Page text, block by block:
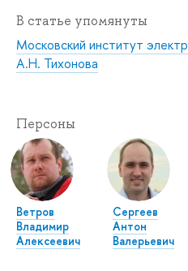
В статье упомянуты
Московский институт
А.Н. Тихонова
Персоны
Ветров
Владимир
Алексеевич
Сергеев
Антон
Валерьевич